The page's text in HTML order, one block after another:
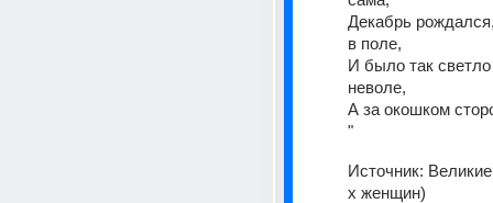
Декабрь
в поле,
И было так светло
неволе,
А за окошком
"
Источник:
х женщин)